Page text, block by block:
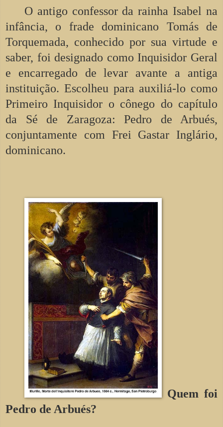
O antigo confessor da rainha Isabel na
infância, o frade dominicano Tomás de
Torquemada, conhecido por sua virtude e
saber, foi designado como Inquisidor Geral
e encarregado de levar avante a antiga
instituição. Escolheu para auxiliá-lo como
Primeiro Inquisidor o cônego do capítulo
da Sé de Zaragoza: Pedro de Arbués,
conjuntamente com Frei Gastar Inglário,
dominicano.
Quem foi
Pedro de Arbués?